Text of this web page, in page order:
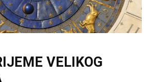
VELIKOG